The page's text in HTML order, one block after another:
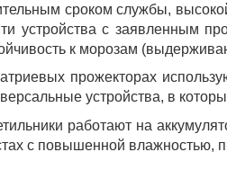
сроком службы,
устройства с заявленным
к морозам
прожекторах
устройства, в
работают на
с повышенной влажностью,